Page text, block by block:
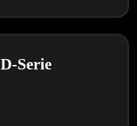
D-Serie